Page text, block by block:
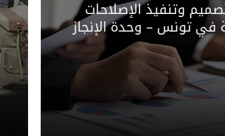
وتنفيذ الإصلاحات
في تونس – وحدة الإنجاز